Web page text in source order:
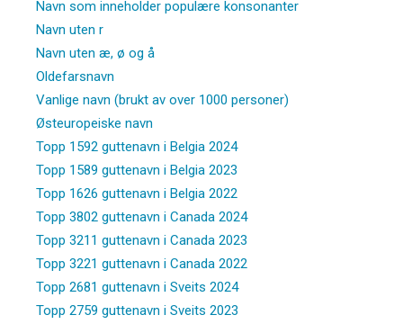
Navn som inneholder populære konsonanter
Navn uten r
Navn uten æ, ø og å
Oldefarsnavn
Vanlige navn (brukt av over 1000 personer)
Østeuropeiske navn
Topp 1592 guttenavn i Belgia 2024
Topp 1589 guttenavn i Belgia 2023
Topp 1626 guttenavn i Belgia 2022
Topp 3802 guttenavn i Canada 2024
Topp 3211 guttenavn i Canada 2023
Topp 3221 guttenavn i Canada 2022
Topp 2681 guttenavn i Sveits 2024
Topp 2759 guttenavn i Sveits 2023